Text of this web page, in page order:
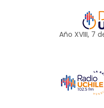
Año XVIII, 7